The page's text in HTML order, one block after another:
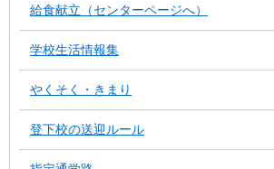
給食献立（センターページへ）
学校生活情報集
やくそく・きまり
登下校の送迎ルール